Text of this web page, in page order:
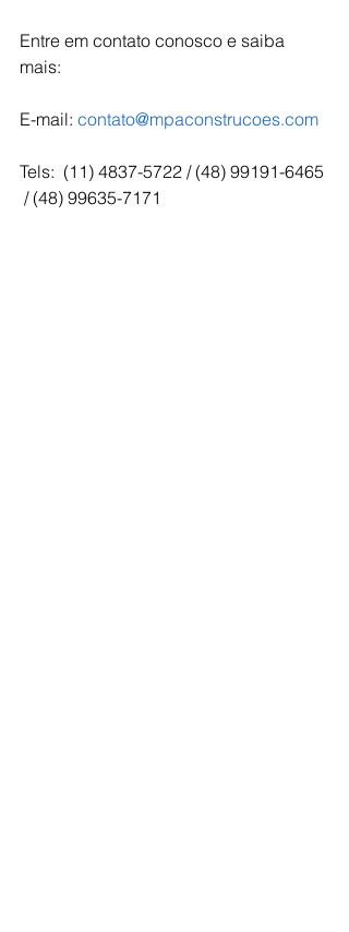
Entre em contato conosco e saiba
mais:
E-mail: contato@mpaconstrucoes.com
Tels:  (11) 4837-5722 / (48) 99191-6465
/ (48) 99635-7171